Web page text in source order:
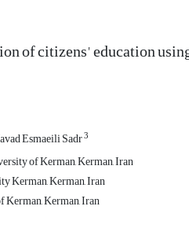
of citizens' education
Esmaeili Sadr3
of Kerman, Kerman, Iran
Kerman, Kerman, Iran
Kerman, Iran